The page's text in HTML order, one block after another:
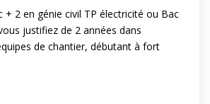
2 en génie civil TP électricité ou Bac
justifiez de 2 années dans
de chantier, débutant à fort